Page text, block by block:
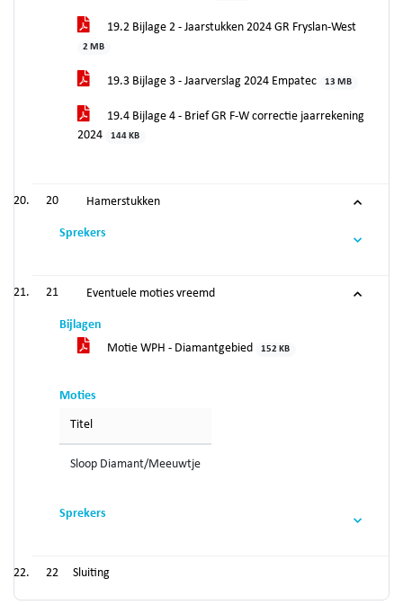
19.2 Bijlage 2 - Jaarstukken 2024 GR Fryslan-West
2 MB
19.3 Bijlage 3 - Jaarverslag 2024 Empatec 13 MB
19.4 Bijlage 4 - Brief GR F-W correctie jaarrekening
2024
144 KB
20 Hamerstukken
Sprekers
21 Eventuele moties vreemd
Bijlagen
Motie WPH - Diamantgebied
152 KB
Moties
Titel
Sloop Diamant/Meeuwtje
Sprekers
22 Sluiting